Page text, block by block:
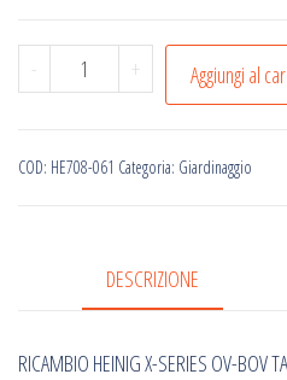
-
RICAMBIO
HEINIG
SERIES
INTERRUTT
XS31
+ Aggiungi al
COD: HE708-061 Categoria: Giardinaggio
DESCRIZIONE
RICAMBIO HEINIG X-SERIES OV-BOV